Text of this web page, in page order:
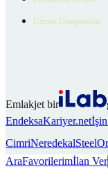
Uzman Danışmanlar
Emlakjet bir
EndeksaKariyer.net
CimriNeredekal
AraFavorilerimİlan Ver